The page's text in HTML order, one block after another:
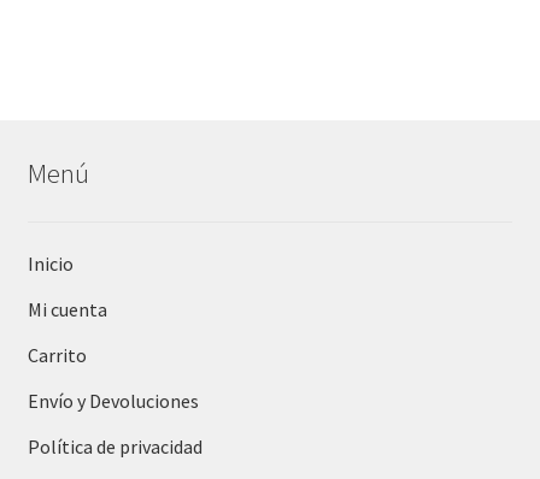
Menú
Inicio
Mi cuenta
Carrito
Envío y Devoluciones
Política de privacidad